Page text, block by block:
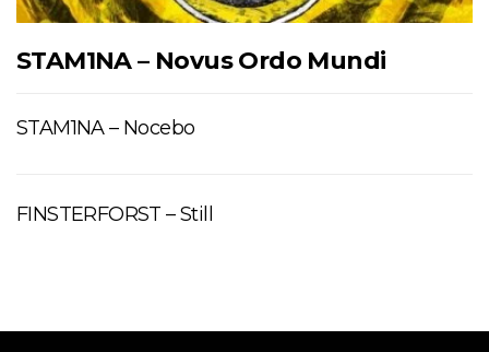
STAM1NA – Novus Ordo Mundi
STAM1NA – Nocebo
FINSTERFORST – Still